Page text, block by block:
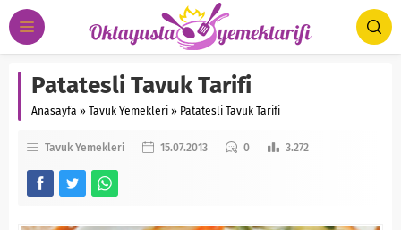
Patatesli Tavuk Tarifi
Anasayfa » Tavuk Yemekleri » Patatesli Tavuk Tarifi
Tavuk Yemekleri 15.07.2013 0 3.272